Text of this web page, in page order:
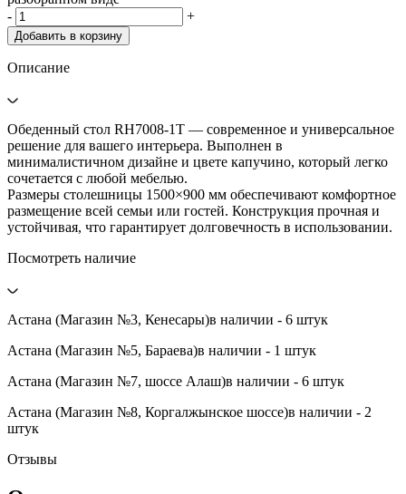
-
+
Добавить в корзину
Описание
Обеденный стол RH7008-1T — современное и универсальное
решение для вашего интерьера. Выполнен в
минималистичном дизайне и цвете капучино, который легко
сочетается с любой мебелью.
Размеры столешницы 1500×900 мм обеспечивают комфортное
размещение всей семьи или гостей. Конструкция прочная и
устойчивая, что гарантирует долговечность в использовании.
Посмотреть наличие
Астана (Магазин №3, Кенесары)в наличии - 6 штук
Астана (Магазин №5, Бараева)в наличии - 1 штук
Астана (Магазин №7, шоссе Алаш)в наличии - 6 штук
Астана (Магазин №8, Коргалжынское шоссе)в наличии - 2
штук
Отзывы